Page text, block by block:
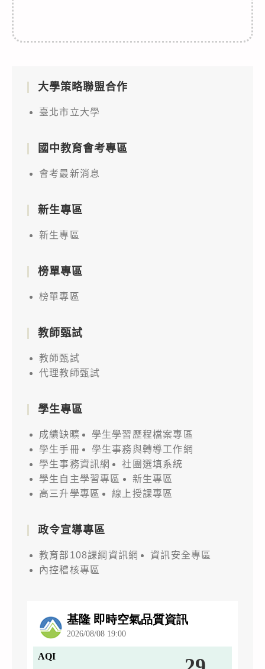
大學策略聯盟合作
臺北市立大學
國中教育會考專區
會考最新消息
新生專區
新生專區
榜單專區
榜單專區
教師甄試
教師甄試
代理教師甄試
學生專區
成績缺曠
學生學習歷程檔案專區
學生手冊
學生事務與轉導工作網
學生事務資訊網
社團選填系統
學生自主學習專區
新生專區
高三升學專區
線上授課專區
政令宣導專區
教育部108課綱資訊網
資訊安全專區
內控稽核專區